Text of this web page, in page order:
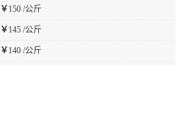
￥ 150 /公斤
￥ 145 /公斤
￥ 140 /公斤